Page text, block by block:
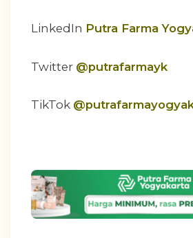
LinkedIn Putra Farma
Twitter @putrafarmayk
TikTok